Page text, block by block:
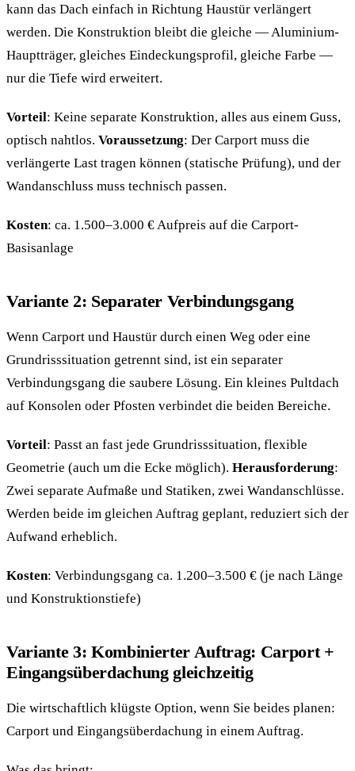
kann das Dach einfach in Richtung Haustür verlängert
werden. Die Konstruktion bleibt die gleiche — Aluminium-
Hauptträger, gleiches Eindeckungsprofil, gleiche Farbe —
nur die Tiefe wird erweitert.
Vorteil: Keine separate Konstruktion, alles aus einem Guss,
optisch nahtlos. Voraussetzung: Der Carport muss die
verlängerte Last tragen können (statische Prüfung), und der
Wandanschluss muss technisch passen.
Kosten: ca. 1.500–3.000 € Aufpreis auf die Carport-
Basisanlage
Variante 2: Separater Verbindungsgang
Wenn Carport und Haustür durch einen Weg oder eine
Grundrisssituation getrennt sind, ist ein separater
Verbindungsgang die saubere Lösung. Ein kleines Pultdach
auf Konsolen oder Pfosten verbindet die beiden Bereiche.
Vorteil: Passt an fast jede Grundrisssituation, flexible
Geometrie (auch um die Ecke möglich). Herausforderung:
Zwei separate Aufmaße und Statiken, zwei Wandanschlüsse.
Werden beide im gleichen Auftrag geplant, reduziert sich der
Aufwand erheblich.
Kosten: Verbindungsgang ca. 1.200–3.500 € (je nach Länge
und Konstruktionstiefe)
Variante 3: Kombinierter Auftrag: Carport +
Eingangsüberdachung gleichzeitig
Die wirtschaftlich klügste Option, wenn Sie beides planen:
Carport und Eingangsüberdachung in einem Auftrag.